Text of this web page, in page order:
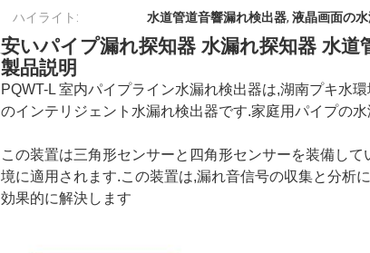
ハイライト: 水道管道音響漏れ検出器, 液晶画面の
安いパイプ漏れ探知器 水漏れ探知器 水道
製品説明
PQWT-L 室内パイプライン水漏れ検出器は,湖南プキ水
のインテリジェント水漏れ検出器です.家庭用パイプの
この装置は三角形センサーと四角形センサーを装備し
境に適用されます.この装置は,漏れ音信号の収集と分析
効果的に解決します